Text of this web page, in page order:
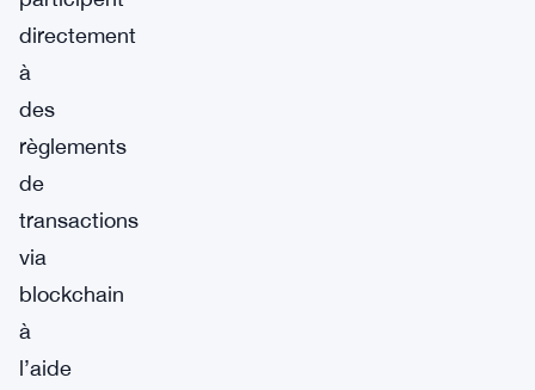
directement
à
des
règlements
de
transactions
via
blockchain
à
l’aide